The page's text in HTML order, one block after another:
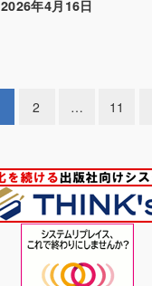
投稿日
2026年4月16日
2 … 11